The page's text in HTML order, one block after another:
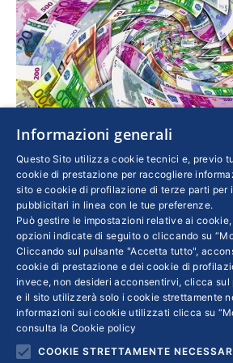
“Iniziativa PMI” e InnovFin, in
Economia Di 21 Novembre 2016
Un miliardo e 200 milioni di
finanziarie per le Pmi
sud e nelle isole
← 1 … 40 41 42
Informazioni generali
Questo Sito utilizza cookie tecnici e, previo
cookie di prestazione per raccogliere
sito e cookie di profilazione di terze parti per
pubblicitari in linea con le tue preferenze.
Può gestire le impostazioni relative ai
opzioni indicate di seguito o cliccando su
Cliccando sul pulsante "Accetta tutto",
cookie di prestazione e dei cookie di
invece, non desideri acconsentirvi, clicca sul
e il sito utilizzerà solo i cookie strettamente
informazioni sui cookie utilizzati clicca su
consulta la Cookie policy
COOKIE STRETTAMENTE